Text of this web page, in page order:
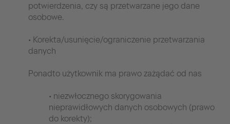
potwierdzenia, czy są przetwarzane jego dane
osobowe.
• Korekta/usunięcie/ograniczenie przetwarzania
danych
Ponadto użytkownik ma prawo zażądać od nas
• niezwłocznego skorygowania
nieprawidłowych danych osobowych (prawo
do korekty);